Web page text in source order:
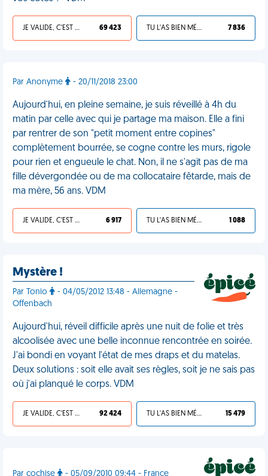
JE VALIDE, C'EST UNE VDM 69 423 TU L'AS BIEN MÉRITÉ 7 836
Par Anonyme - 20/11/2018 23:00
Aujourd'hui, en pleine semaine, je suis réveillé à 4h du
matin par celle avec qui je partage ma maison. Elle a fini
par rentrer de son "petit moment entre copines"
complètement bourrée, se cogne contre les murs, rigole
pour rien et engueule le chat. Non, il ne s'agit pas de ma
fille dévergondée ou de ma collocataire fêtarde, mais de
ma mère, 56 ans. VDM
JE VALIDE, C'EST UNE VDM 6 917 TU L'AS BIEN MÉRITÉ 1 088
Mystère !
Par Tonio
- 04/05/2012 13:48 - Allemagne -
Offenbach
Aujourd'hui, réveil difficile après une nuit de folie et très
alcoolisée avec une belle inconnue rencontrée en soirée.
J'ai bondi en voyant l'état de mes draps et du matelas.
Deux solutions : soit elle avait ses règles, soit je ne sais pas
où j'ai planqué le corps. VDM
JE VALIDE, C'EST UNE VDM 92 424 TU L'AS BIEN MÉRITÉ 15 479
Par cochise - 05/09/2010 09:44 - France